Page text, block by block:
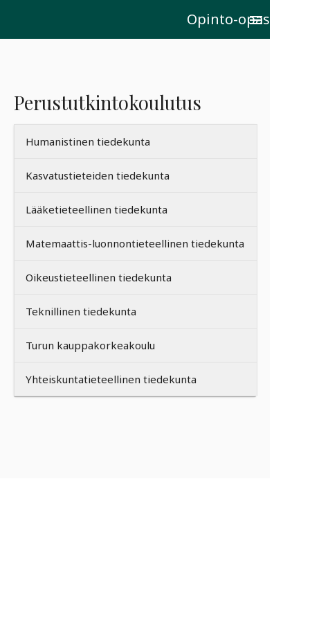
Opinto-opas
menu
Perustutkintokoulutus
Humanistinen tiedekunta
Kasvatustieteiden tiedekunta
Lääketieteellinen tiedekunta
Matemaattis-luonnontieteellinen tiedekunta
Oikeustieteellinen tiedekunta
Teknillinen tiedekunta
Turun kauppakorkeakoulu
Yhteiskuntatieteellinen tiedekunta